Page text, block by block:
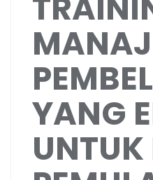
YANG
UNTUK